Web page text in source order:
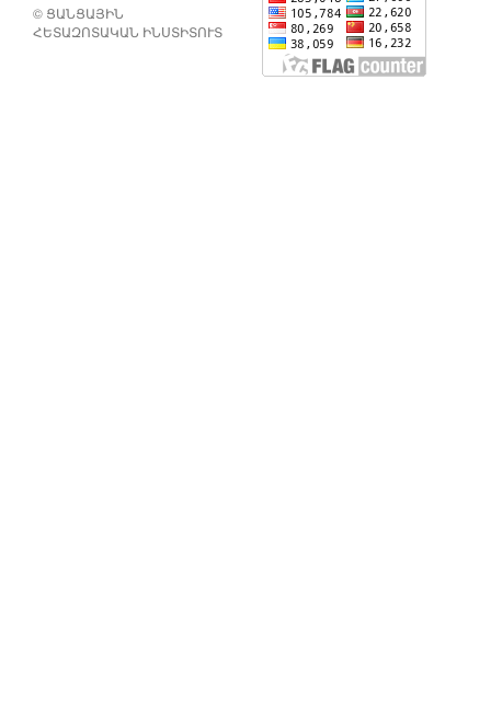
© ՑԱՆՑԱՅԻՆ
ՀԵՏԱԶՈՏԱԿԱՆ ԻՆՍՏԻՏՈՒՏ